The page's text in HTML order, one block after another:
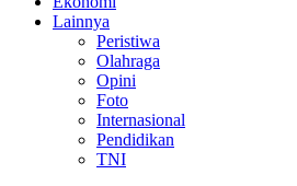
Lainnya
Peristiwa
Olahraga
Opini
Foto
Internasional
Pendidikan
TNI